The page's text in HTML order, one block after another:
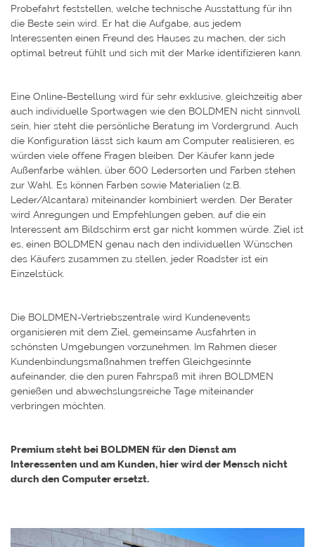
Probefahrt feststellen, welche technische Ausstattung für ihn
die Beste sein wird. Er hat die Aufgabe, aus jedem
Interessenten einen Freund des Hauses zu machen, der sich
optimal betreut fühlt und sich mit der Marke identifizieren kann.
Eine Online-Bestellung wird für sehr exklusive, gleichzeitig aber
auch individuelle Sportwagen wie den BOLDMEN nicht sinnvoll
sein, hier steht die persönliche Beratung im Vordergrund. Auch
die Konfiguration lässt sich kaum am Computer realisieren, es
würden viele offene Fragen bleiben. Der Käufer kann jede
Außenfarbe wählen, über 600 Ledersorten und Farben stehen
zur Wahl. Es können Farben sowie Materialien (z.B.
Leder/Alcantara) miteinander kombiniert werden. Der Berater
wird Anregungen und Empfehlungen geben, auf die ein
Interessent am Bildschirm erst gar nicht kommen würde. Ziel ist
es, einen BOLDMEN genau nach den individuellen Wünschen
des Käufers zusammen zu stellen, jeder Roadster ist ein
Einzelstück.
Die BOLDMEN-Vertriebszentrale wird Kundenevents
organisieren mit dem Ziel, gemeinsame Ausfahrten in
schönsten Umgebungen vorzunehmen. Im Rahmen dieser
Kundenbindungsmaßnahmen treffen Gleichgesinnte
aufeinander, die den puren Fahrspaß mit ihren BOLDMEN
genießen und abwechslungsreiche Tage miteinander
verbringen möchten.
Premium steht bei BOLDMEN für den Dienst am
Interessenten und am Kunden, hier wird der Mensch nicht
durch den Computer ersetzt.